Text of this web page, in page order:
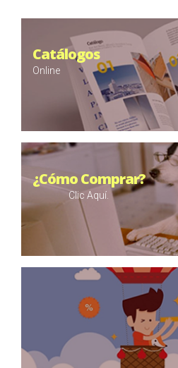
Catálogos
Online
¿Cómo Comprar?
Clic Aquí.